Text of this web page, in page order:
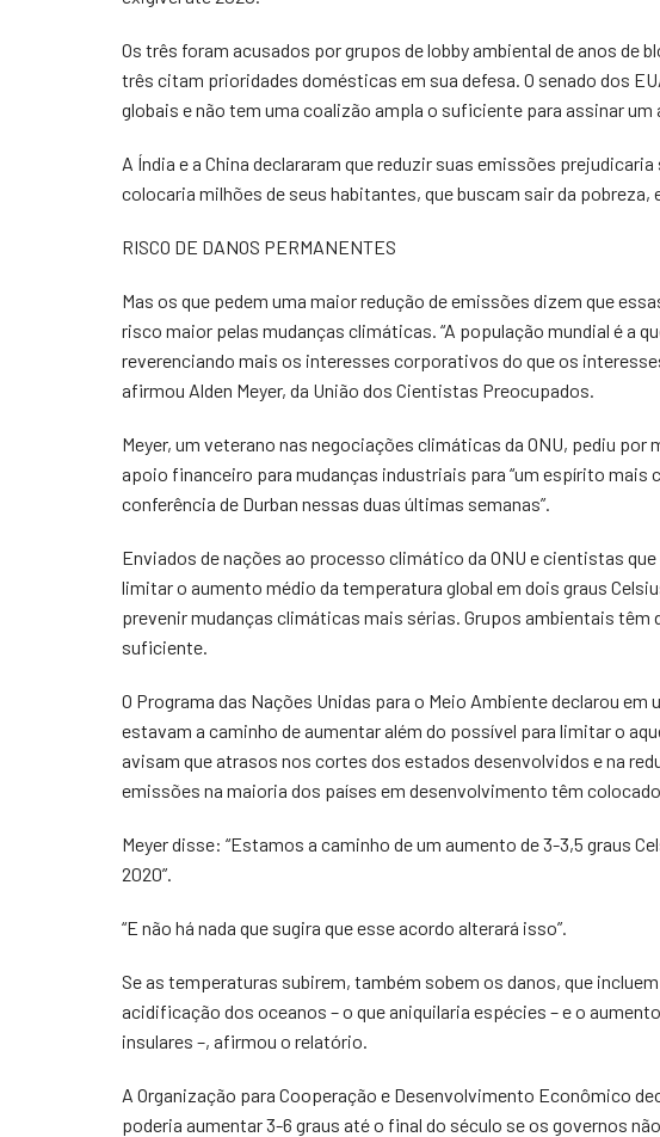
Os três foram acusados por grupos de lobby ambiental de anos de
três citam prioridades domésticas em sua defesa. O senado dos
globais e não tem uma coalizão ampla o suficiente para assinar
A Índia e a China declararam que reduzir suas emissões
colocaria milhões de seus habitantes, que buscam sair da pobreza,
RISCO DE DANOS PERMANENTES
Mas os que pedem uma maior redução de emissões dizem que
risco maior pelas mudanças climáticas. “A população mundial é a
reverenciando mais os interesses corporativos do que os
afirmou Alden Meyer, da União dos Cientistas Preocupados.
Meyer, um veterano nas negociações climáticas da ONU, pediu
apoio financeiro para mudanças industriais para “um espírito mais
conferência de Durban nessas duas últimas semanas”.
Enviados de nações ao processo climático da ONU e cientistas
limitar o aumento médio da temperatura global em dois graus
prevenir mudanças climáticas mais sérias. Grupos ambientais têm
suficiente.
O Programa das Nações Unidas para o Meio Ambiente declarou
estavam a caminho de aumentar além do possível para limitar o
avisam que atrasos nos cortes dos estados desenvolvidos e na
emissões na maioria dos países em desenvolvimento têm
Meyer disse: “Estamos a caminho de um aumento de 3-3,5 graus
2020”.
“E não há nada que sugira que esse acordo alterará isso”.
Se as temperaturas subirem, também sobem os danos, que
acidificação dos oceanos – o que aniquilaria espécies – e o
insulares –, afirmou o relatório.
A Organização para Cooperação e Desenvolvimento Econômico
poderia aumentar 3-6 graus até o final do século se os governos